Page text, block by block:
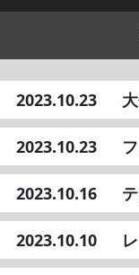
2023.10.23
2023.10.23
2023.10.16
2023.10.10